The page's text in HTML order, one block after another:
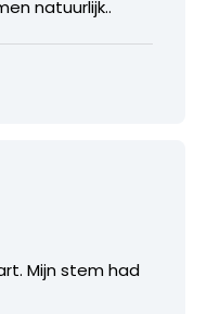
natuurlijk..
Mijn stem had